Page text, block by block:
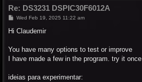
Re: DS3231 DSPIC30F6012A
P
s
Wed Feb 19, 2025 11:22 am
Hi Claudemir
You have many options to test or improve
I have made a few in the program. try it once
ideias para experimentar: